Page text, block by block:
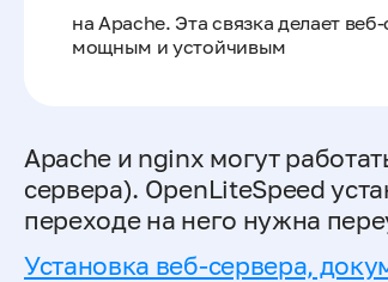
на Apache. Эта связка делает
мощным и устойчивым
Apache и nginx могут
сервера). OpenLiteSpeed
переходе на него нужна
Установка веб-сервера,